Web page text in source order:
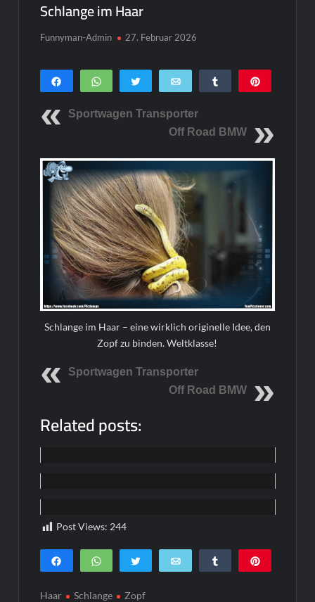
Schlange im Haar
Funnyman-Admin 27. Februar 2026
Teilen WhatsApp Twittern E-Mail Teilen
SHARES
Sportwagen Transporter
Off Road BMW
Schlange im Haar – eine wirklich originelle Idee, den
Zopf zu binden. Weltklasse!
Sportwagen Transporter
Off Road BMW
Related posts:
Post Views: 244
Teilen WhatsApp Twittern E-Mail Teilen
SHARES
Haar Schlange Zopf